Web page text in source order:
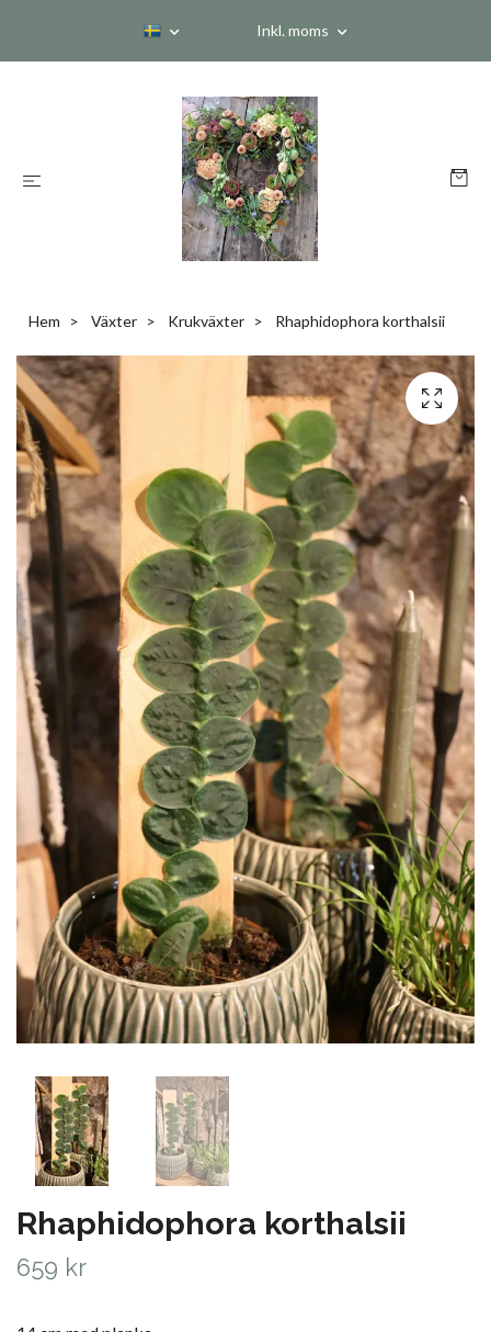
Inkl. moms
Hem Växter Krukväxter Rhaphidophora korthalsii
Rhaphidophora korthalsii
659 kr